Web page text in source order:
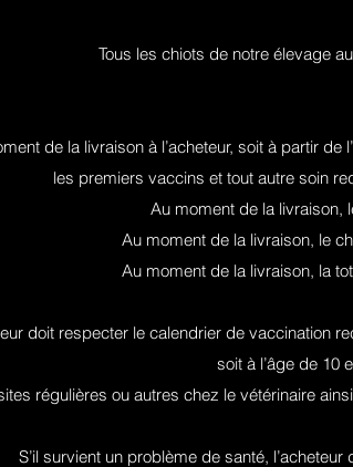
Tous les chiots de notre élevage
de la livraison à l’acheteur, soit à partir
les premiers vaccins et tout autre soin
Au moment de la livraison,
Au moment de la livraison, le
Au moment de la livraison, la
doit respecter le calendrier de vaccination
soit à l’âge de 10
régulières ou autres chez le vétérinaire
S’il survient un problème de santé,